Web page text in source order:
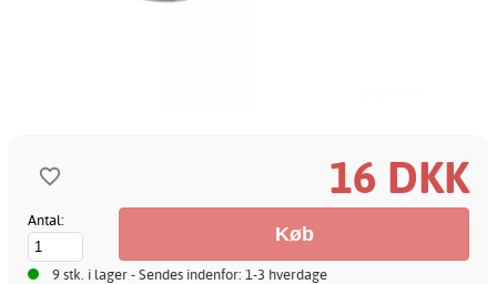
16 DKK
Antal:
9 stk. i lager - Sendes indenfor: 1-3 hverdage